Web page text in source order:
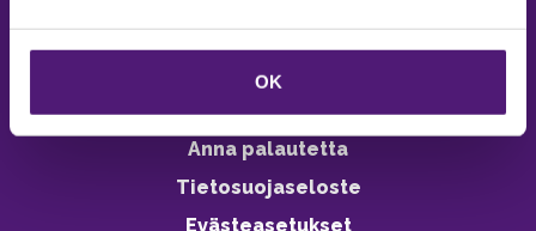
OK
Vastuullisuus
Ympäristöohjelma
Avoimet työpaikat
Anna palautetta
Tietosuojaseloste
Evästeasetukset